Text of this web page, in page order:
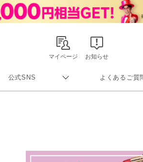
お知らせ
マイページ
公式SNS
Link
よくあるご質